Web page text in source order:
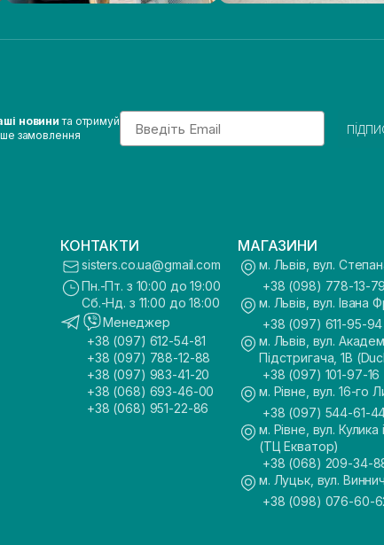
новини та отримуй
замовлення
Email
КОНТАКТИ
sisters.co.ua@gmail.com
Пн.-Пт. з 10:00 до 19:00
Сб.-Нд. з 11:00 до 18:00
Менеджер
+38 (097) 612-54-81
+38 (097) 788-12-88
+38 (097) 983-41-20
+38 (068) 693-46-00
+38 (068) 951-22-86
МАГАЗИНИ
м. Львів, вул.
+38 (098) 778-13-79
м. Львів, вул. Івана
+38 (097) 611-95-94
м. Львів, вул.
Підстригача, 1В
+38 (097) 101-97-16
м. Рівне, вул. 16-го
+38 (097) 544-61-
м. Рівне, вул. Кулика
(ТЦ Екватор)
+38 (068) 209-34-
м. Луцьк, вул.
+38 (098) 076-60-